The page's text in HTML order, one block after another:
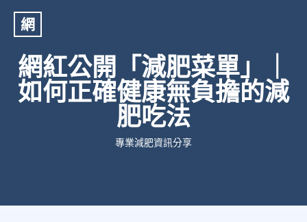
網
網紅公開「減肥菜單」｜
如何正確健康無負擔的減
肥吃法
專業減肥資訊分享